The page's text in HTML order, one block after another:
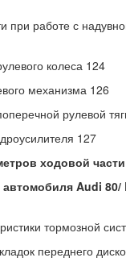
при работе с
колеса 124
механизма 126
рулевой
127
ходовой
автомобиля Audi
тормозной
переднего